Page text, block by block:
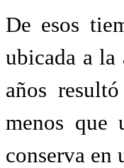
De esos
ubicada a la
años
menos que
conserva en